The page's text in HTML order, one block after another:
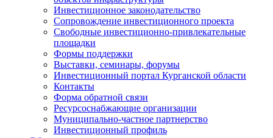
Инвестиционное законодательство
Сопровождение инвестиционного проекта
Свободные инвестиционно-привлекательные
площадки
Формы поддержки
Выставки, семинары, форумы
Инвестиционный портал Курганской области
Контакты
Форма обратной связи
Ресурсоснабжающие организации
Муниципально-частное партнерство
Инвестиционный профиль